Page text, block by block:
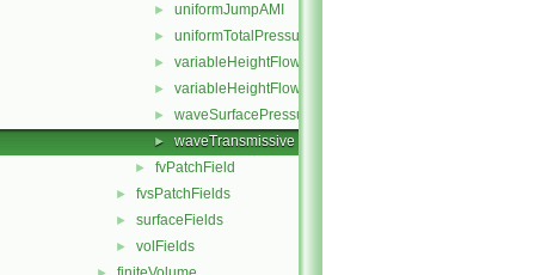
► uniformJumpAMI
► uniformTotalPressure
► variableHeightFlowRate
► variableHeightFlowRateInletVelocity
► waveSurfacePressure
► waveTransmissive
► fvPatchField
► fvsPatchFields
► surfaceFields
► volFields